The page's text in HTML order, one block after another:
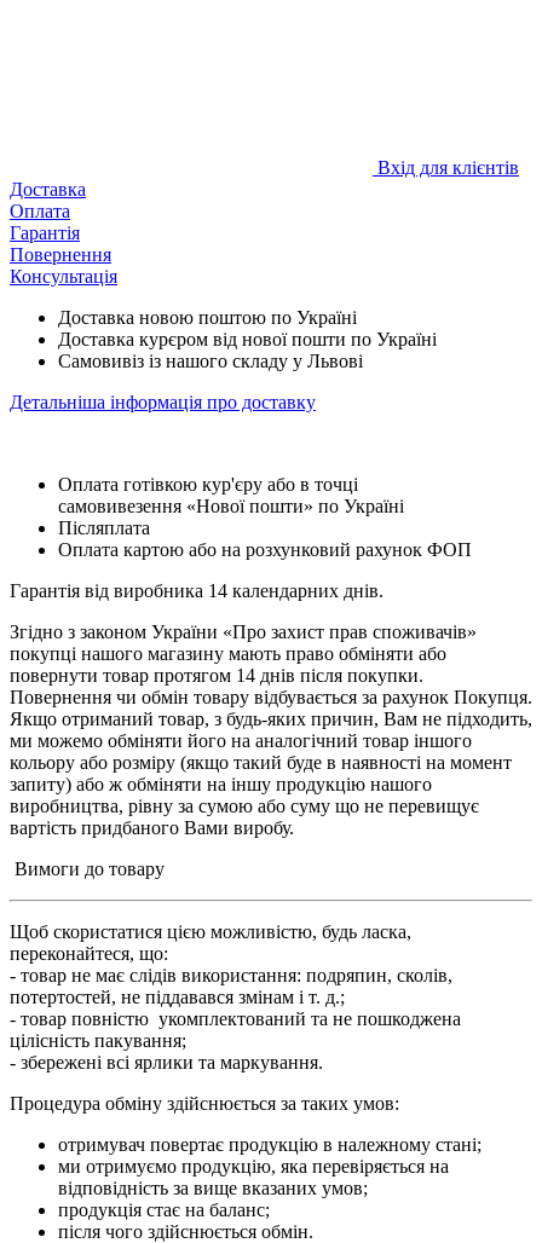
Вхід для клієнтів
Доставка
Оплата
Гарантія
Повернення
Консультація
Доставка новою поштою по Україні
Доставка курєром від нової пошти по Україні
Самовивіз із нашого складу у Львові
Детальніша інформація про доставку
Оплата готівкою кур'єру або в точці
самовивезення «Нової пошти» по Україні
Післяплата
Оплата картою або на розхунковий рахунок ФОП
Гарантія від виробника 14 календарних днів.
Згідно з законом України «Про захист прав споживачів»
покупці нашого магазину мають право обміняти або
повернути товар протягом 14 днів після покупки.
Повернення чи обмін товару відбувається за рахунок Покупця.
Якщо отриманий товар, з будь-яких причин, Вам не підходить,
ми можемо обміняти його на аналогічний товар іншого
кольору або розміру (якщо такий буде в наявності на момент
запиту) або ж обміняти на іншу продукцію нашого
виробництва, рівну за сумою або суму що не перевищує
вартість придбаного Вами виробу.
Вимоги до товару
Щоб скористатися цією можливістю, будь ласка,
переконайтеся, що:
- товар не має слідів використання: подряпин, сколів,
потертостей, не піддавався змінам і т. д.;
- товар повністю укомплектований та не пошкоджена
цілісність пакування;
- збережені всі ярлики та маркування.
Процедура обміну здійснюється за таких умов:
отримувач повертає продукцію в належному стані;
ми отримуємо продукцію, яка перевіряється на
відповідність за вище вказаних умов;
продукція стає на баланс;
після чого здійснюється обмін.